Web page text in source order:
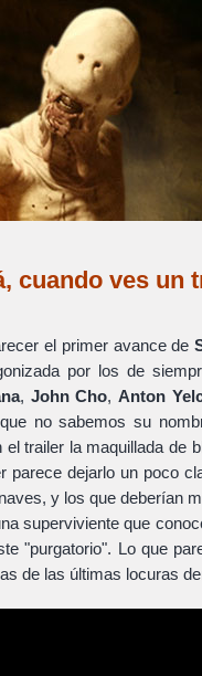
cuando ves un
el primer avance de
por los de
, John Cho,Anton
no sabemos su
el trailer la maquillada de
parece dejarlo un poco
y los que deberían
superviviente que
"purgatorio". Lo que
de las últimas locuras